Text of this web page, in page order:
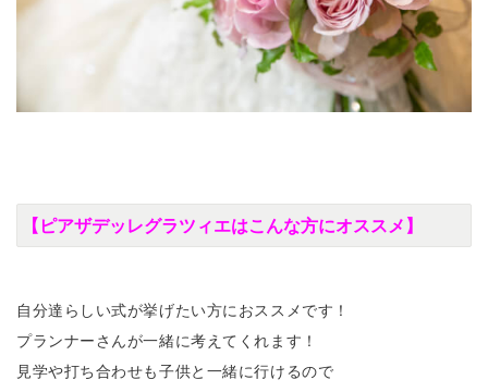
【ピアザデッレグラツィエはこんな方にオススメ】
自分達らしい式が挙げたい方におススメです！
プランナーさんが一緒に考えてくれます！
見学や打ち合わせも子供と一緒に行けるので